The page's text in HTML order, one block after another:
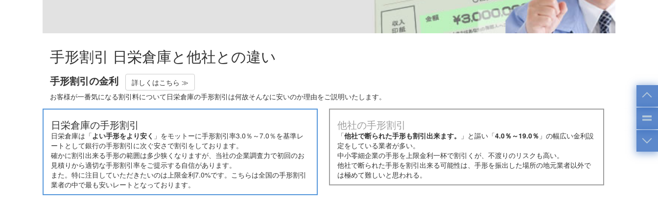
手形割引 日栄倉庫と他社との違い
手形割引の金利
詳しくはこちら ≫
お客様が一番気になる割引料について日栄倉庫の手形割引は何故そんなに安いのか理由をご説明いたします。
日栄倉庫の手形割引
日栄倉庫は「よい手形をより安く 」をモットーに手形割引率3.0％～7.0％を基準レ
ートとして銀行の手形割引に次ぐ安さで割引をしております。
確かに割引出来る手形の範囲は多少狭くなりますが、当社の企業調査力で初回のお
見積りから適切な手形割引率をご提示する自信があります。
また。特に注目していただきたいのは上限金利7.0%です。こちらは全国の手形割引
業者の中で最も安いレートとなっております。
他社の手形割引
「他社で断られた手形も割引出来ます。 」と謳い「4.0％～19.0％ 」の幅広い金利設
定をしている業者が多い。
中小零細企業の手形を上限金利一杯で割引くが、不渡りのリスクも高い。
他社で断られた手形を割引出来る可能性は、手形を振出した場所の地元業者以外で
は極めて難しいと思われる。